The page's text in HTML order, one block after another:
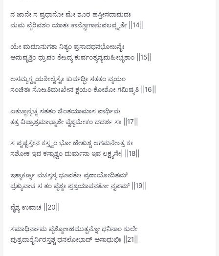
ನ ಜಾನೇ ಸ ಪ್ರಧಾನೋ ಮೇ ಶೂರ ಹಸ್ತೀಸದಾಮದಃ
ಮಮ ವೈರಿವಶಂ ಯಾತಃ ಕಾನ್ಭೋಗಾನುಪಲಪ್ಸ್ಯತೇ ||14||
ಯೇ ಮಮಾನುಗತಾ ನಿತ್ಯಂ ಪ್ರಸಾದಧನಭೋಜನೈಃ
ಅನುವೃತ್ತಿಂ ಧ್ರುವಂ ತೇ‌உದ್ಯ ಕುರ್ವಂತ್ಯನ್ಯಮಹೀಭೃತಾಂ ||15||
ಅಸಮ್ಯಗ್ವ್ಯಯಶೀಲೈಸ್ತೈಃ ಕುರ್ವದ್ಭಿಃ ಸತತಂ ವ್ಯಯಂ
ಸಂಚಿತಃ ಸೋ‌உತಿದುಃಖೇನ ಕ್ಷಯಂ ಕೋಶೋ ಗಮಿಷ್ಯತಿ ||16||
ಏತಚ್ಚಾನ್ಯಚ್ಚ ಸತತಂ ಚಿಂತಯಾಮಾಸ ಪಾರ್ಥಿವಃ
ತತ್ರ ವಿಪ್ರಾಶ್ರಮಾಭ್ಯಾಶೇ ವೈಶ್ಯಮೇಕಂ ದದರ್ಶ ಸಃ ||17||
ಸ ಪೃಷ್ಟಸ್ತೇನ ಕಸ್ತ್ವಂ ಭೋ ಹೇತುಶ್ಚ ಆಗಮನೇ‌உತ್ರ ಕಃ
ಸಶೋಕ ಇವ ಕಸ್ಮಾತ್ವಂ ದುರ್ಮನಾ ಇವ ಲಕ್ಷ್ಯಸೇ| ||18||
ಇತ್ಯಾಕರ್ಣ್ಯ ವಚಸ್ತಸ್ಯ ಭೂಪತೇಃ ಪ್ರಣಾಯೋದಿತಮ್
ಪ್ರತ್ಯುವಾಚ ಸ ತಂ ವೈಶ್ಯಃ ಪ್ರಶ್ರಯಾವನತೋ ನೃಪಮ್ ||19||
ವೈಶ್ಯ ಉವಾಚ ||20||
ಸಮಾಧಿರ್ನಾಮ ವೈಶ್ಯೋ‌உಹಮುತ್ಪನ್ನೋ ಧನಿನಾಂ ಕುಲೇ
ಪುತ್ರದಾರೈರ್ನಿರಸ್ತಶ್ಚ ಧನಲೋಭಾದ್ ಅಸಾಧುಭಿಃ ||21||